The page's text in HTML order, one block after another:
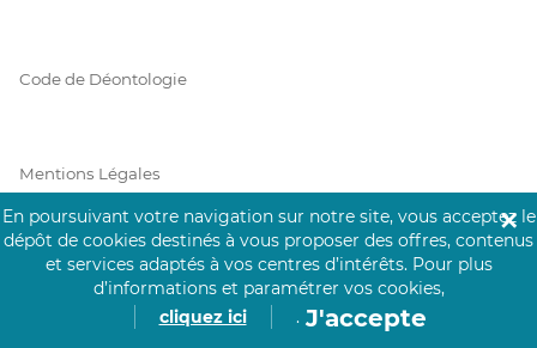
Code de Déontologie
Mentions Légales
Prérequis Click&Care
En poursuivant votre navigation sur notre site, vous acceptez le
dépôt de cookies destinés à vous proposer des offres, contenus
et services adaptés à vos centres d’intérêts. Pour plus
d’informations et paramétrer vos cookies,
cliquez ici
. J'accepte
✕